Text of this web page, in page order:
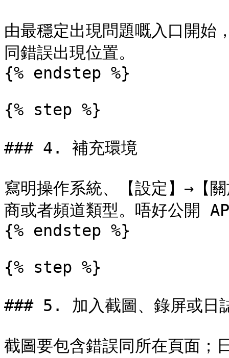
由最穩定出現問題嘅入口開
同錯誤出現位置。
{% endstep %}
{% step %}
### 4. 補充環境
寫明操作系統、【設定】→【
商或者頻道類型。唔好公開
{% endstep %}
{% step %}
### 5. 加入截圖、錄屏或日
截圖要包含錯誤同所在頁面；